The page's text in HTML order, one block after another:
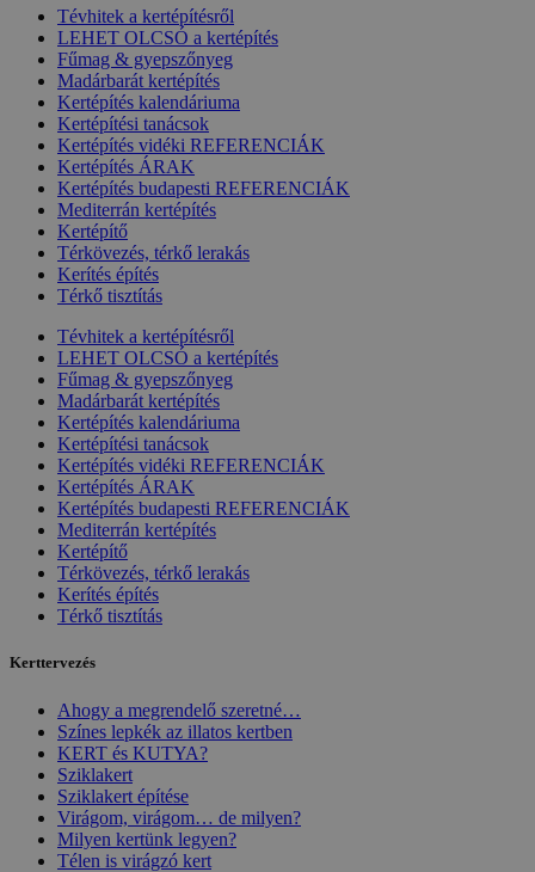
Tévhitek a kertépítésről
LEHET OLCSÓ a kertépítés
Fűmag & gyepszőnyeg
Madárbarát kertépítés
Kertépítés kalendáriuma
Kertépítési tanácsok
Kertépítés vidéki REFERENCIÁK
Kertépítés ÁRAK
Kertépítés budapesti REFERENCIÁK
Mediterrán kertépítés
Kertépítő
Térkövezés, térkő lerakás
Kerítés építés
Térkő tisztítás
Tévhitek a kertépítésről
LEHET OLCSÓ a kertépítés
Fűmag & gyepszőnyeg
Madárbarát kertépítés
Kertépítés kalendáriuma
Kertépítési tanácsok
Kertépítés vidéki REFERENCIÁK
Kertépítés ÁRAK
Kertépítés budapesti REFERENCIÁK
Mediterrán kertépítés
Kertépítő
Térkövezés, térkő lerakás
Kerítés építés
Térkő tisztítás
Kerttervezés
Ahogy a megrendelő szeretné…
Színes lepkék az illatos kertben
KERT és KUTYA?
Sziklakert
Sziklakert építése
Virágom, virágom… de milyen?
Milyen kertünk legyen?
Télen is virágzó kert